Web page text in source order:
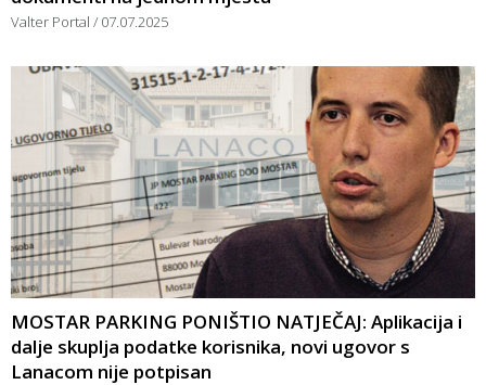
Valter Portal 07.07.2025
MOSTAR PARKING PONIŠTIO NATJEČAJ: Aplikacija i
dalje skuplja podatke korisnika, novi ugovor s
Lanacom nije potpisan